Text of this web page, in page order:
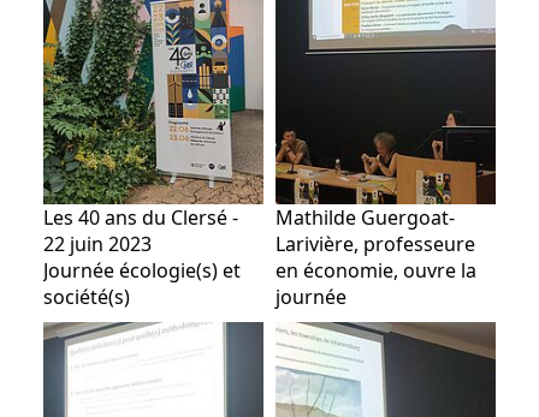
Les 40 ans du Clersé -
22 juin 2023
Journée écologie(s) et
société(s)
Mathilde Guergoat-
Larivière, professeure
en économie, ouvre la
journée